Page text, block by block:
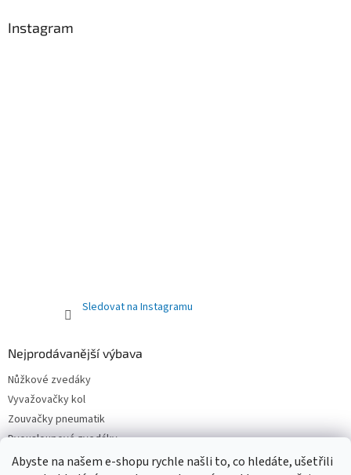
Abyste na našem e-shopu rychle našli to, co hledáte, ušetřili
Instagram
Sledovat na Instagramu
Nejprodávanější výbava
Nůžkové zvedáky
Vyvažovačky kol
Zouvačky pneumatik
Dvousloupové zvedáky
Pneuservisní sety